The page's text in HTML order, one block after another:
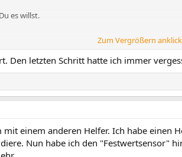
es willst.
Verbraucher. Den einmal anklicken. Dann
der gezählt werden soll.
Zum Vergrößern
Den letzten Schritt hatte ich immer
einem anderen Helfer. Ich habe einen
Nun habe ich den "Festwertsensor"